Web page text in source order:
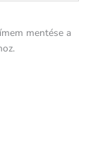
mentése a